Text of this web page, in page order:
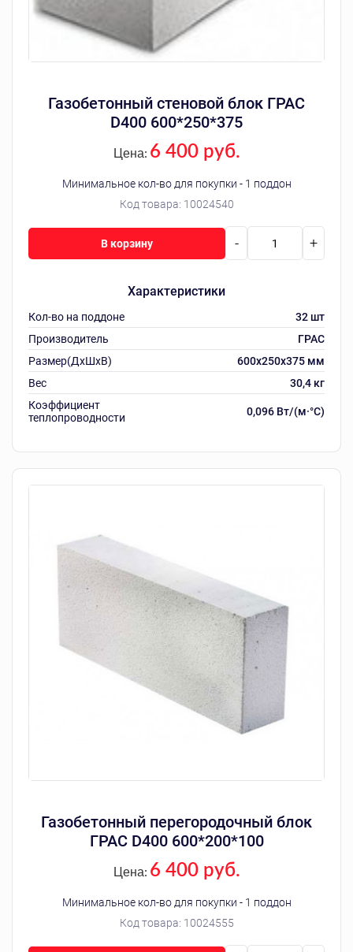
Газобетонный стеновой блок ГРАС
D400 600*250*375
Код товара: 10024540
Цена: 6 400 руб.
Минимальное кол-во для покупки - 1 поддон
Характеристики
Кол-во на поддоне
32 шт
Производитель
ГРАС
Размер(ДхШхВ)
600х250х375 мм
Вес
30,4 кг
Коэффициент
теплопроводности
0,096 Вт/(м·°C)
- +
В корзину
Газобетонный перегородочный блок
ГРАС D400 600*200*100
Код товара: 10024555
Цена: 6 400 руб.
Минимальное кол-во для покупки - 1 поддон